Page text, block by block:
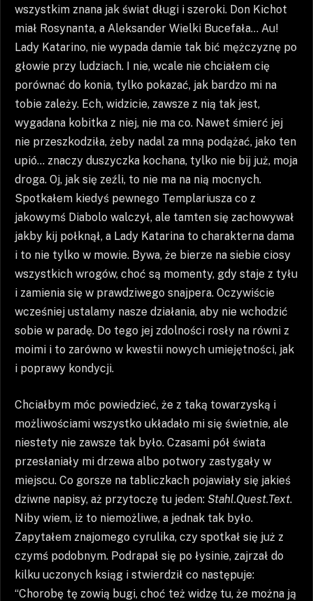
wszystkim znana jak świat długi i szeroki. Don Kichot
miał Rosynanta, a Aleksander Wielki Bucefała… Au!
Lady Katarino, nie wypada damie tak bić mężczyznę po
głowie przy ludziach. I nie, wcale nie chciałem cię
porównać do konia, tylko pokazać, jak bardzo mi na
tobie zależy. Ech, widzicie, zawsze z nią tak jest,
wygadana kobitka z niej, nie ma co. Nawet śmierć jej
nie przeszkodziła, żeby nadal za mną podążać, jako ten
upió… znaczy duszyczka kochana, tylko nie bij już, moja
droga. Oj, jak się zeźli, to nie ma na nią mocnych.
Spotkałem kiedyś pewnego Templariusza co z
jakowymś Diabolo walczył, ale tamten się zachowywał
jakby kij połknął, a Lady Katarina to charakterna dama
i to nie tylko w mowie. Bywa, że bierze na siebie ciosy
wszystkich wrogów, choć są momenty, gdy staje z tyłu
i zamienia się w prawdziwego snajpera. Oczywiście
wcześniej ustalamy nasze działania, aby nie wchodzić
sobie w paradę. Do tego jej zdolności rosły na równi z
moimi i to zarówno w kwestii nowych umiejętności, jak
i poprawy kondycji.
Chciałbym móc powiedzieć, że z taką towarzyską i
możliwościami wszystko układało mi się świetnie, ale
niestety nie zawsze tak było. Czasami pół świata
przesłaniały mi drzewa albo potwory zastygały w
miejscu. Co gorsze na tabliczkach pojawiały się jakieś
dziwne napisy, aż przytoczę tu jeden: Stahl.Quest.Text.
Niby wiem, iż to niemożliwe, a jednak tak było.
Zapytałem znajomego cyrulika, czy spotkał się już z
czymś podobnym. Podrapał się po łysinie, zajrzał do
kilku uczonych ksiąg i stwierdził co następuje:
“Chorobę tę zowią bugi, choć też widzę tu, że można ją